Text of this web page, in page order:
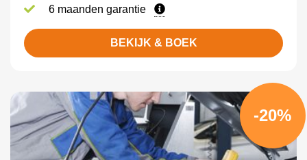
6 maanden garantie
BEKIJK & BOEK
-20%